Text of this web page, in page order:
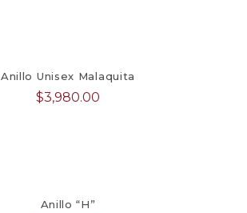
Anillo Unisex Malaquita
$3,980.00
Anillo “H”